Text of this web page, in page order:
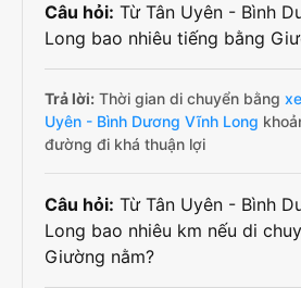
Câu hỏi: Từ Tân Uyên - Bình
Long bao nhiêu tiếng bằng
Trả lời: Thời gian di chuyển bằng
Uyên - Bình Dương Vĩnh Long
đường đi khá thuận lợi
Câu hỏi: Từ Tân Uyên - Bình
Long bao nhiêu km nếu di
Giường nằm?